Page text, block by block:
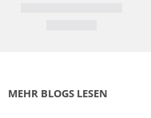
MEHR BLOGS LESEN